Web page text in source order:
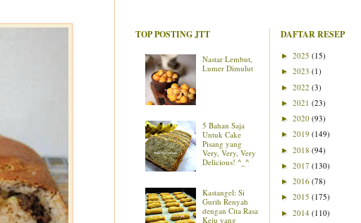
TOP POSTING JTT
Nastar Lembut,
Lumer Dimulut
5 Bahan Saja
Untuk Cake
Pisang yang
Very, Very, Very
Delicious! ^_^
Kastangel: Si
Gurih Renyah
dengan Cita Rasa
Keju yang
DAFTAR RESEP
► 2025 (15)
► 2023 (1)
► 2022 (3)
► 2021 (23)
► 2020 (93)
► 2019 (149)
► 2018 (94)
► 2017 (130)
► 2016 (78)
► 2015 (175)
► 2014 (110)